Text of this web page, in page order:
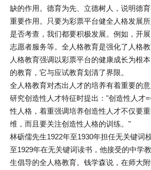
缺的作用。德育为先、立德树人，说明德
重要作用。只要为彩票平台健全人格发展
是否考查，我们都要积极发展。例如，开展
志愿者服务等。全人格教育是强化了人格
人格教育强调以彩票平台的健康成长为根
的教育，它与应试教育划清了界限。
全人格教育对杰出人才的培养有着重要的
研究创造性人才特征时提出："创造性人才
性人格，着重强调培养创造性人才不仅要
维，而且要关注创造性人格的训练。"
林砺儒先生1922年至1930年担任无关键词
至1929年在无关键词读书，他接受的中学
生倡导的全人格教育。钱学森说，在师大